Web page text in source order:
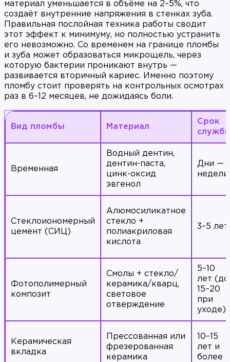
материал уменьшается в объёме на 2–5%, что
создаёт внутренние напряжения в стенках зуба.
Правильная послойная техника работы сводит
этот эффект к минимуму, но полностью устранить
его невозможно. Со временем на границе пломбы
и зуба может образоваться микрощель, через
которую бактерии проникают внутрь —
развивается вторичный кариес. Именно поэтому
пломбу стоит проверять на контрольных осмотрах
раз в 6–12 месяцев, не дожидаясь боли.
Вид пломбы Материал
Срок
Временная
Водный дентин,
дентин-паста,
цинк-оксид
эвгенол
Дни —
недели
Стеклоиономерный
цемент (СИЦ)
Алюмосиликатное
стекло +
полиакриловая
кислота
3–5 лет
Фотополимерный
композит
Смолы + стекло/
керамика/кварц,
световое
отверждение
5–10
лет (до
15–20
при
уходе)
Керамическая
вкладка
Прессованная или
фрезерованная
керамика
10–15
лет и
более